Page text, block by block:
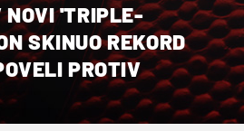
NOVI 'TRIPLE-
SKINUO REKORD
PROTIV